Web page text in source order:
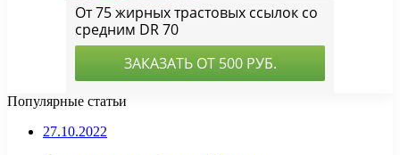
Популярные статьи
27.10.2022